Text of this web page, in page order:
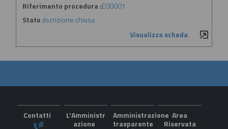
Riferimento procedura :E00001
Stato :Iscrizione chiusa
Visualizza scheda
Contatti
L'Amministr
azione
Amministrazione
trasparente
Area
Riservata